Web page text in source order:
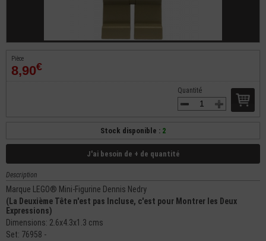
Pièce
8,90€
Quantité
Stock disponible : 2
J'ai besoin de + de quantité
Description
Marque LEGO® Mini-Figurine Dennis Nedry
(La Deuxième Tête n'est pas Incluse, c'est pour Montrer les Deux
Expressions)
Dimensions: 2.6x4.3x1.3 cms
Set: 76958 -